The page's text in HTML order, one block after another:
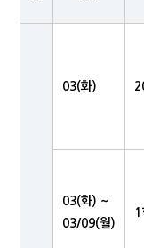
03(화)
03(화) ~
03/09(월)